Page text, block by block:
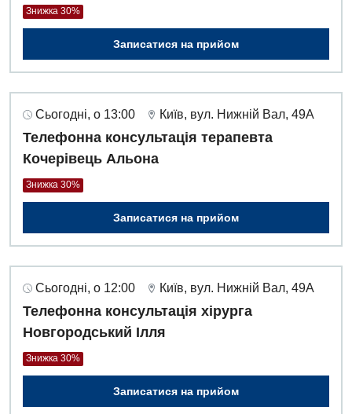
Знижка 30%
Записатися на прийом
Сьогодні, о 13:00 Київ, вул. Нижній Вал, 49А
Телефонна консультація терапевта
Кочерівець Альона
Знижка 30%
Записатися на прийом
Сьогодні, о 12:00 Київ, вул. Нижній Вал, 49А
Телефонна консультація хірурга
Новгородський Ілля
Знижка 30%
Записатися на прийом